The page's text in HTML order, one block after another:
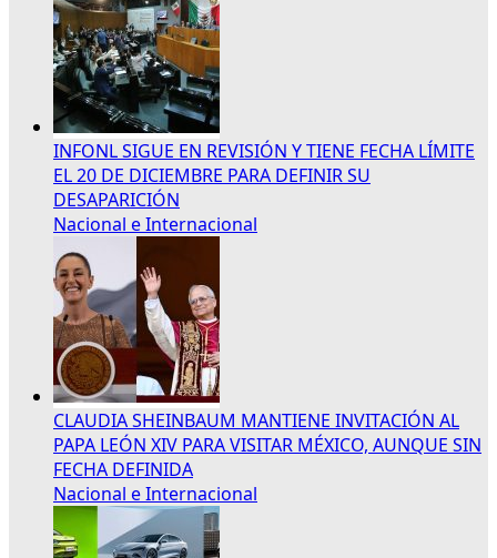
INFONL SIGUE EN REVISIÓN Y TIENE FECHA LÍMITE
EL 20 DE DICIEMBRE PARA DEFINIR SU
DESAPARICIÓN
Nacional e Internacional
CLAUDIA SHEINBAUM MANTIENE INVITACIÓN AL
PAPA LEÓN XIV PARA VISITAR MÉXICO, AUNQUE SIN
FECHA DEFINIDA
Nacional e Internacional